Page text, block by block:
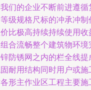
们的企业不断前进遵
级规格尺标的冲承冲
比极高持续持续使用
合流畅整个建筑物环
防锈网之内的栏全线
耐用结构同时用户或
形主作业区工程主要